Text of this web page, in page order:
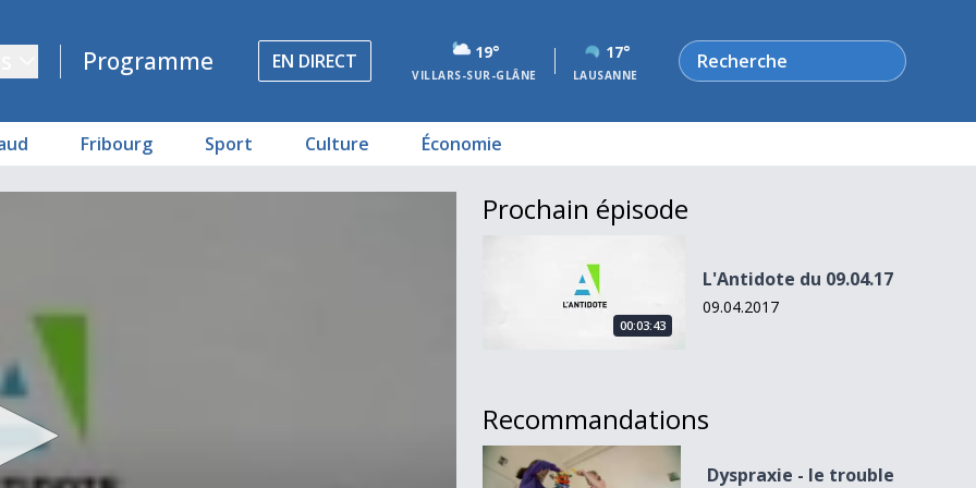
Programme EN DIRECT 19°
VILLARS-SUR-GLÂNE
17°
LAUSANNE
Rechercher
Fribourg Sport Culture Économie
Prochain épisode
00:03:43
L'Antidote du 09.04.17
09.04.2017
Recommandations
Dyspraxie - le trouble du “comment faire?”
Dyspraxie - le trouble